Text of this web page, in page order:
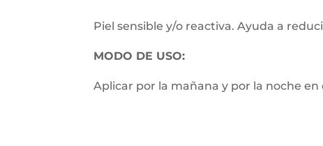
Piel sensible y/o reactiva. Ayuda a
MODO DE USO:
Aplicar por la mañana y por la noche en